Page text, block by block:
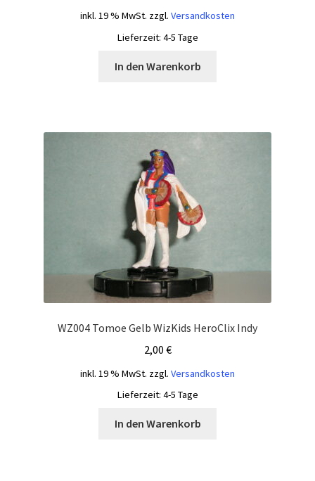
inkl. 19 % MwSt. zzgl. Versandkosten
Lieferzeit: 4-5 Tage
In den Warenkorb
WZ004 Tomoe Gelb WizKids HeroClix Indy
2,00 €
inkl. 19 % MwSt. zzgl. Versandkosten
Lieferzeit: 4-5 Tage
In den Warenkorb